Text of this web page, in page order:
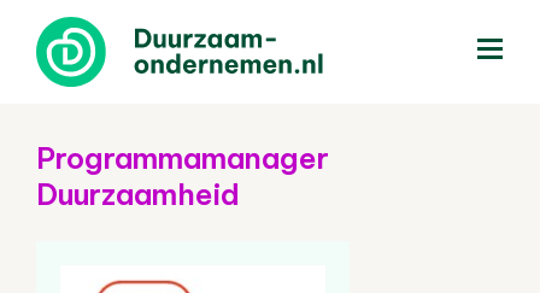
Programmamanager
Duurzaamheid